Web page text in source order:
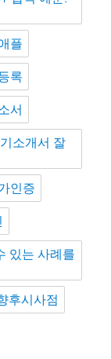
플
록
서
소개서 잘
인증
있는 사례를
후시사점